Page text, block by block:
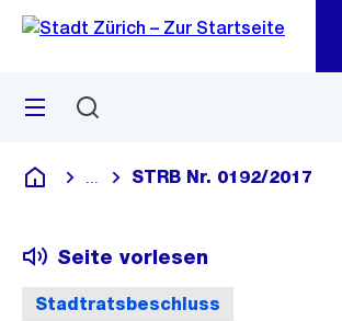
Navigation
Sprunglink
Menü
Deutsch
Blende alle Breadcrumbs ein
STRB Nr. 0192/2017
Stadtratsbeschluss
Seite vorlesen